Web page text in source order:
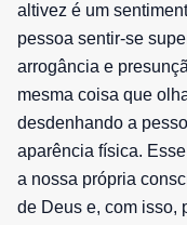
altivez é um
pessoa sentir-se
arrogância e
mesma coisa que
desdenhando a
aparência física.
a nossa própria
de Deus e, com isso,